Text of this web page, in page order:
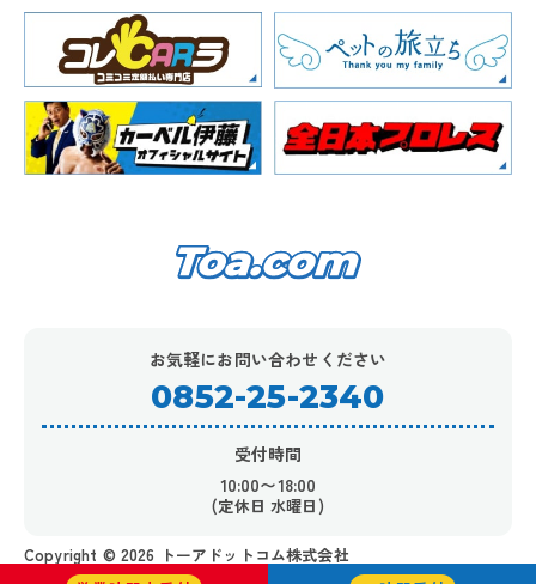
お気軽にお問い合わせください
0852-25-2340
受付時間
10:00〜18:00
(定休日 水曜日)
Copyright ©︎ 2026 トーアドットコム株式会社